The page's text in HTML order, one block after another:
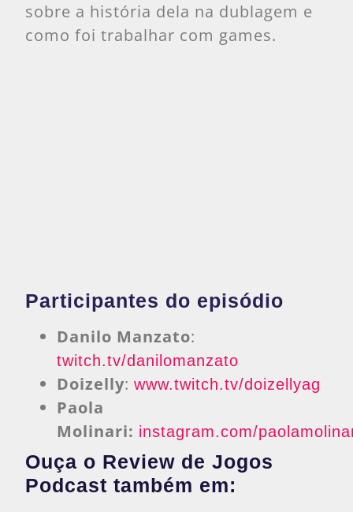
sobre a história dela na dublagem e
como foi trabalhar com games.
Participantes do episódio
Danilo Manzato:
twitch.tv/danilomanzato
Doizelly: www.twitch.tv/doizellyag
Paola
Molinari: instagram.com/
Ouça o Review de Jogos
Podcast também em: